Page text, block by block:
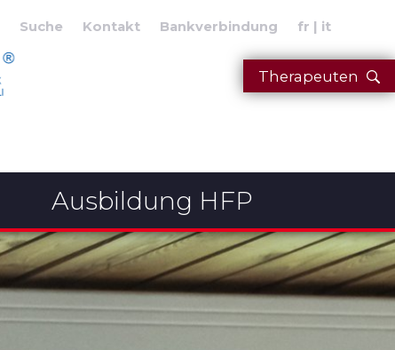
Therapeuten
Suche Kontakt Bankverbindung fr it
Ausbildung HFP